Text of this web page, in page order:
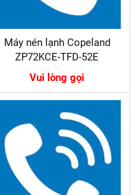
Máy nén lạnh Copeland
ZP72KCE-TFD-52E
Vui lòng gọi